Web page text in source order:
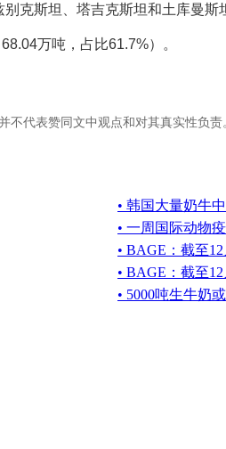
克斯坦、塔吉克斯坦和土库曼斯
万吨，占比61.7%）。
代表赞同文中观点和对其真实性负
• 韩国大量奶牛
• 一周国际动物
• BAGE：截至
• BAGE：截至
• 5000吨生牛奶